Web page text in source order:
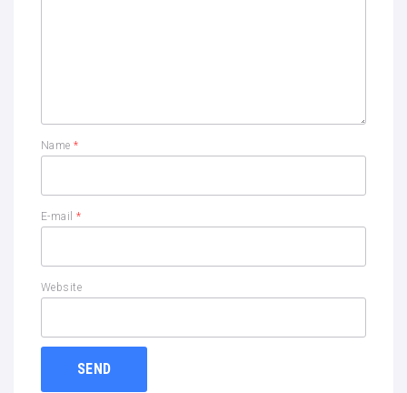
Name*
E-mail*
Website